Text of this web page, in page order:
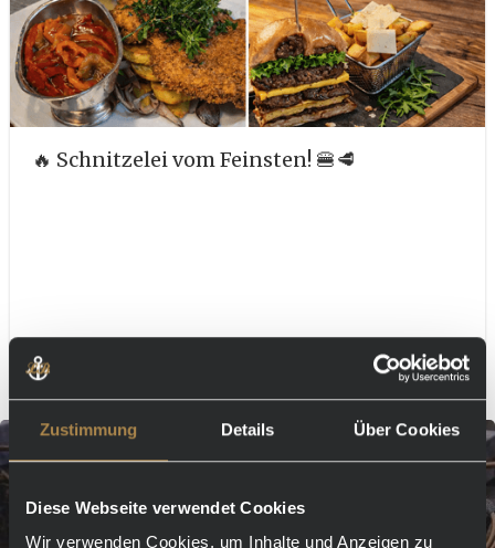
Zustimmung Details Über Cookies
Diese Webseite verwendet Cookies
Wir verwenden Cookies, um Inhalte und Anzeigen zu
🔥 Schnitzelei vom Feinsten! 🍔🥩
Mehr erfahren